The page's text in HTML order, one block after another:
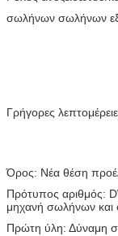
σωλήνων σωλήνων
Γρήγορες
Όρος: Νέα θέση
Πρότυπος αριθμός:
μηχανή σωλήνων
Πρώτη ύλη: Δύναμη